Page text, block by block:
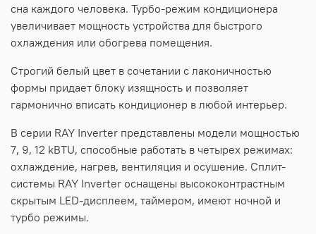
сна каждого человека. Турбо-режим кондиционера
увеличивает мощность устройства для быстрого
охлаждения или обогрева помещения.
Строгий белый цвет в сочетании с лаконичностью
формы придает блоку изящность и позволяет
гармонично вписать кондиционер в любой интерьер.
В серии RAY Inverter представлены модели мощностью
7, 9, 12 kBTU, способные работать в четырех режимах:
охлаждение, нагрев, вентиляция и осушение. Сплит-
системы RAY Inverter оснащены высококонтрастным
скрытым LED-дисплеем, таймером, имеют ночной и
турбо режимы.